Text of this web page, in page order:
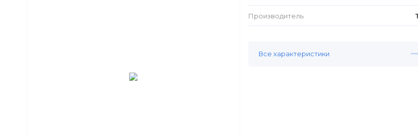
Производитель
Все характеристики